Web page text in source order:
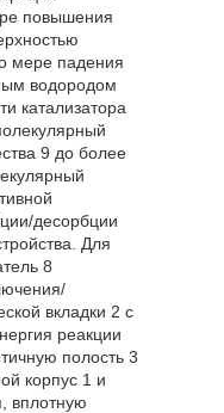
повышения
мере падения
водородом
катализатора
9 до более
десорбции
Для
8
вкладки 2 с
реакции
полость 3
корпус 1 и
вплотную